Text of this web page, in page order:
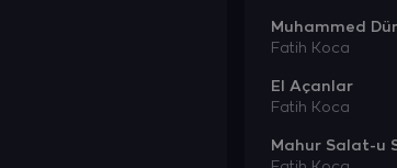
Muhammed
Fatih Koca
El Açanlar
Fatih Koca
Mahur Salat-u